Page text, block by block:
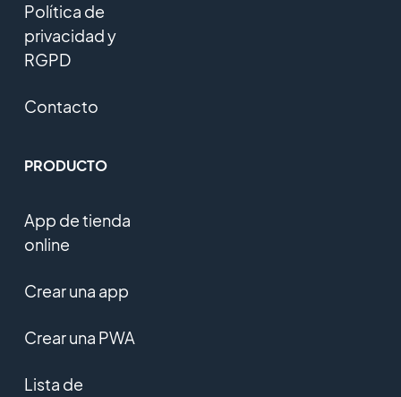
Política de
privacidad y
RGPD
Contacto
PRODUCTO
App de tienda
online
Crear una app
Crear una PWA
Lista de